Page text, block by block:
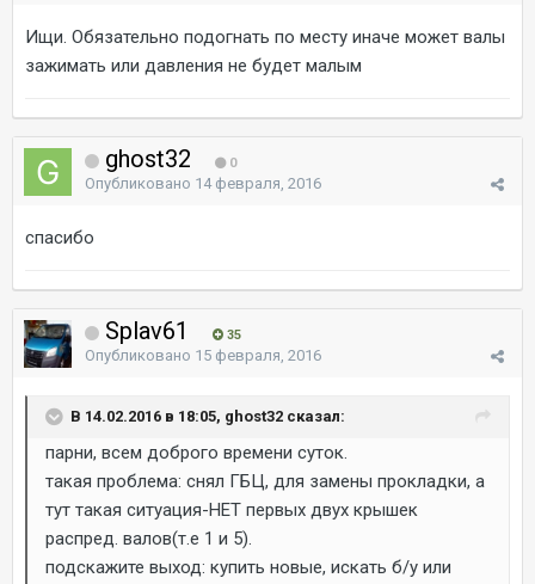
Ищи. Обязательно подогнать по месту иначе может валы
зажимать или давления не будет малым
ghost32 0
Опубликовано 14 февраля, 2016
спасибо
Splav61 35
Опубликовано 15 февраля, 2016
В 14.02.2016 в 18:05, ghost32 сказал:
парни, всем доброго времени суток.
такая проблема: снял ГБЦ, для замены прокладки, а
тут такая ситуация-НЕТ первых двух крышек
распред. валов(т.е 1 и 5).
подскажите выход: купить новые, искать б/у или